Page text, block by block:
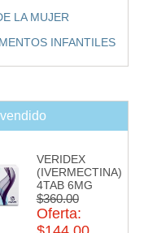
LA MUJER
INFANTILES
vendido
VERIDEX
(IVERMECTINA)
4TAB 6MG
$360.00
Oferta: